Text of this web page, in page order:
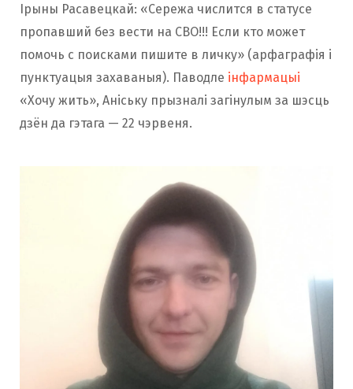
Ірыны Расавецкай: «Сережа числится в статусе
пропавший без вести на СВО!!! Если кто может
помочь с поисками пишите в личку» (арфаграфія і
пунктуацыя захаваныя). Паводле інфармацыі
«Хочу жить», Аніську прызналі загінулым за шэсць
дзён да гэтага — 22 чэрвеня.